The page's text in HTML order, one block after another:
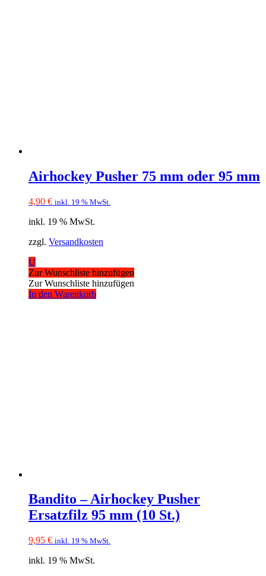
Airhockey Pusher 75 mm oder 95 mm
4,90 € inkl. 19 % MwSt.
inkl. 19 % MwSt.
zzgl. Versandkosten
U
Zur Wunschliste hinzufügen
Zur Wunschliste hinzufügen
In den Warenkorb
Bandito – Airhockey Pusher
Ersatzfilz 95 mm (10 St.)
9,95 € inkl. 19 % MwSt.
inkl. 19 % MwSt.